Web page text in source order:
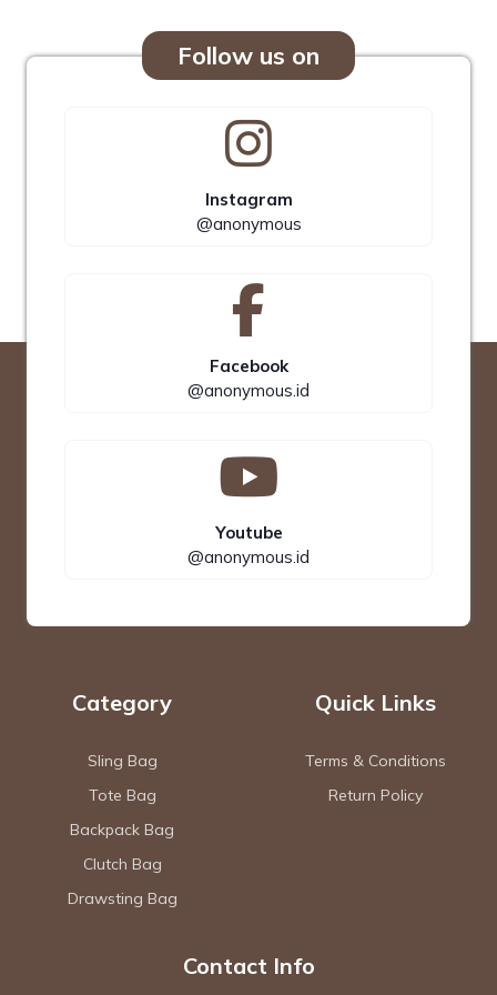
Follow us on
Instagram
@anonymous
Facebook
@anonymous.id
Youtube
@anonymous.id
Category
Sling Bag
Tote Bag
Backpack Bag
Clutch Bag
Drawsting Bag
Quick Links
Terms & Conditions
Return Policy
Contact Info